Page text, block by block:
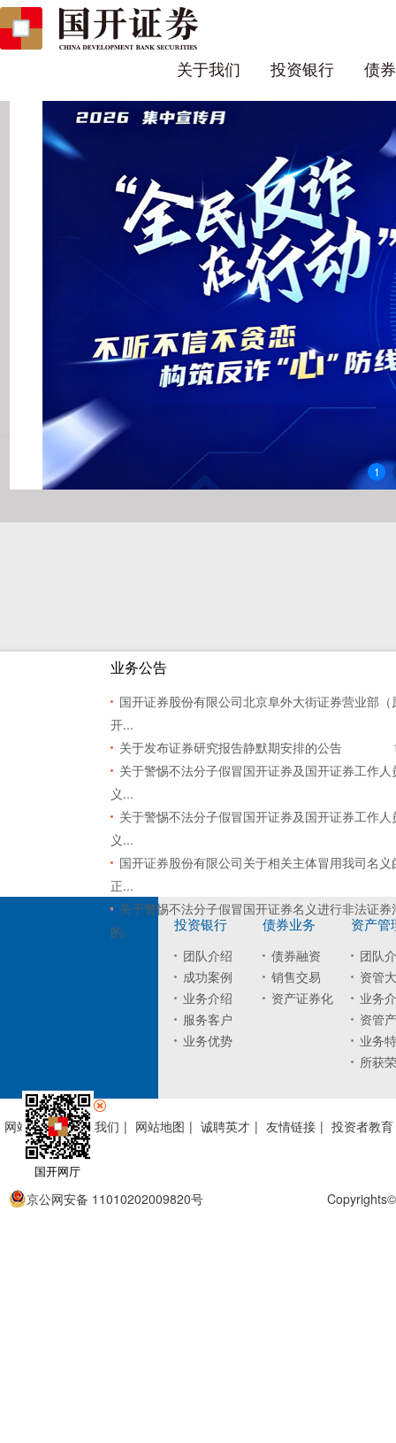
关于我们 投资银行 债
1
业务公告
国开证券股份有限公司北京阜外大街证券营业部（
开...
关于发布证券研究报告静默期安排的公告
关于警惕不法分子假冒国开证券及国开证券工作人
义...
关于警惕不法分子假冒国开证券及国开证券工作人
义...
国开证券股份有限公司关于相关主体冒用我司名义
正...
关于警惕不法分子假冒国开证券名义进行非法证券
的...
投资银行
团队介绍
成功案例
业务介绍
服务客户
业务优势
债券业务
债券融资
销售交易
资产证券化
资产管
团队
资管
业务
资管
业务
所获
网站声明 | 联系我们 | 网站地图 | 诚聘英才 | 友情链接 | 投资者教育
京公网安备 11010202009820号
国开网厅